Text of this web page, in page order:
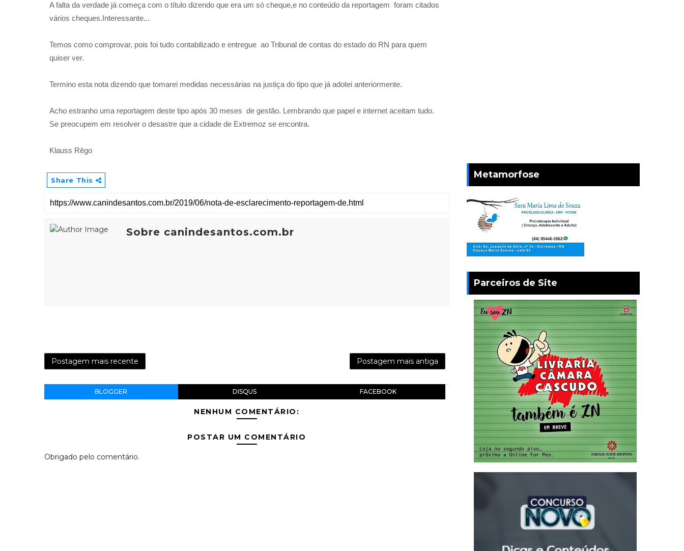
A falta da verdade já começa com o título dizendo que era um só cheque,e no conteúdo da reportagem foram citados
vários cheques.Interessante...
Temos como comprovar, pois foi tudo contabilizado e entregue ao Tribunal de contas do estado do RN para quem
quiser ver.
Termino esta nota dizendo que tomarei medidas necessárias na justiça do tipo que já adotei anteriormente.
Acho estranho uma reportagem deste tipo após 30 meses de gestão. Lembrando que papel e internet aceitam tudo.
Se preocupem em resolver o desastre que a cidade de Extremoz se encontra.
Klauss Rêgo
Share This
Sobre canindesantos.com.br
Postagem mais recente Postagem mais antiga
BLOGGER DISQUS FACEBOOK
NENHUM COMENTÁRIO:
POSTAR UM COMENTÁRIO
Obrigado pelo comentário.
Metamorfose
Parceiros de Site